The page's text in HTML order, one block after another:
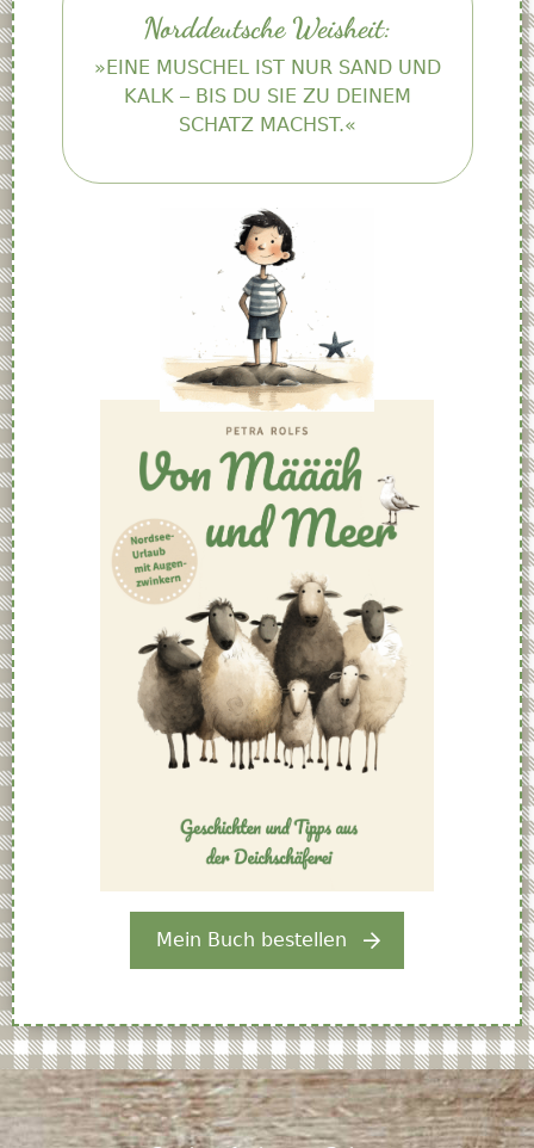
Norddeutsche Weisheit:
»EINE MUSCHEL IST NUR SAND UND
KALK – BIS DU SIE ZU DEINEM
SCHATZ MACHST.«
Mein Buch bestellen